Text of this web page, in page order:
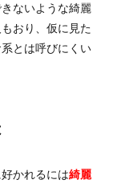
ないような綺麗
おり、仮に見た
とは呼びにくい
かれるには綺麗